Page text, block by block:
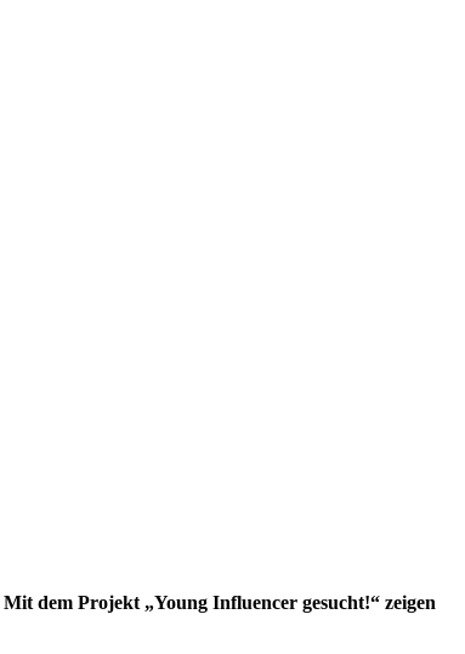
Mit dem Projekt „Young Influencer gesucht!“ zeigen